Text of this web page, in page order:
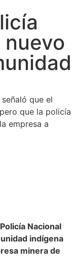
nuevo
que el
que la policía
empresa a
Nacional
indígena
minera de